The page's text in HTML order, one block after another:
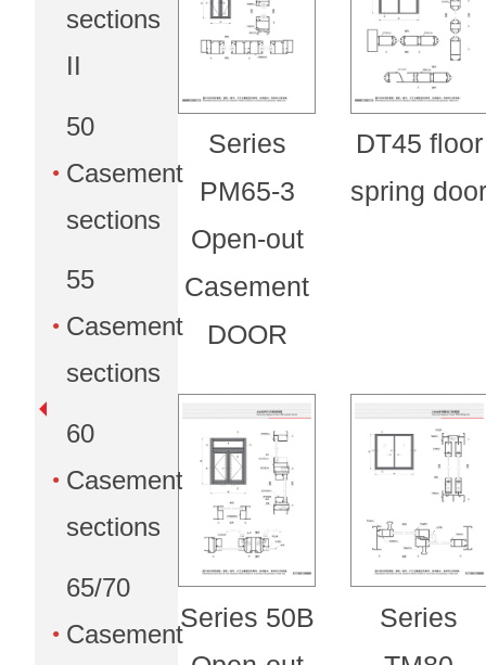
sections
II
50
Casement
sections
55
Casement
sections
60
Casement
sections
65/70
Casement
Series
PM65-3
Open-out
Casement
DOOR
DT45 floor
spring
Series 50B
Series